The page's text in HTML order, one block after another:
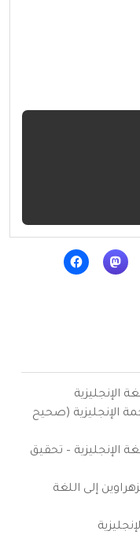
الإنجليزية
الإنجليزية (صحيح
الإنجليزية – تحقيق
إلى اللغة